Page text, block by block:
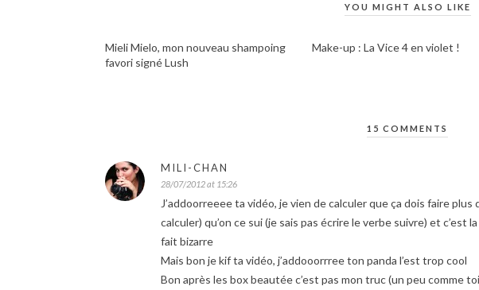
YOU MIGHT ALSO LIKE
Mieli Mielo, mon nouveau shampoing
favori signé Lush
Make-up : La Vice 4 en violet !
15 COMMENTS
MILI-CHAN
28/07/2012 at 15:26
J’addoorreeee ta vidéo, je vien de calculer que ça dois faire
calculer) qu’on ce sui (je sais pas écrire le verbe suivre) et c’est
fait bizarre
Mais bon je kif ta vidéo, j’addooorrree ton panda l’est trop cool
Bon après les box beautée c’est pas mon truc (un peu comme